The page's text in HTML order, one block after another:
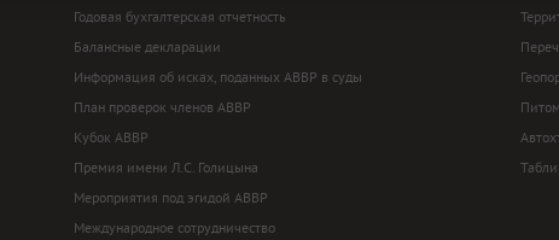
Годовая бухгалтерская отчетность
Балансные декларации
Информация об исках, поданных АВВР в суды
План проверок членов АВВР
Кубок АВВР
Премия имени Л.С. Голицына
Мероприятия под эгидой АВВР
Международное сотрудничество